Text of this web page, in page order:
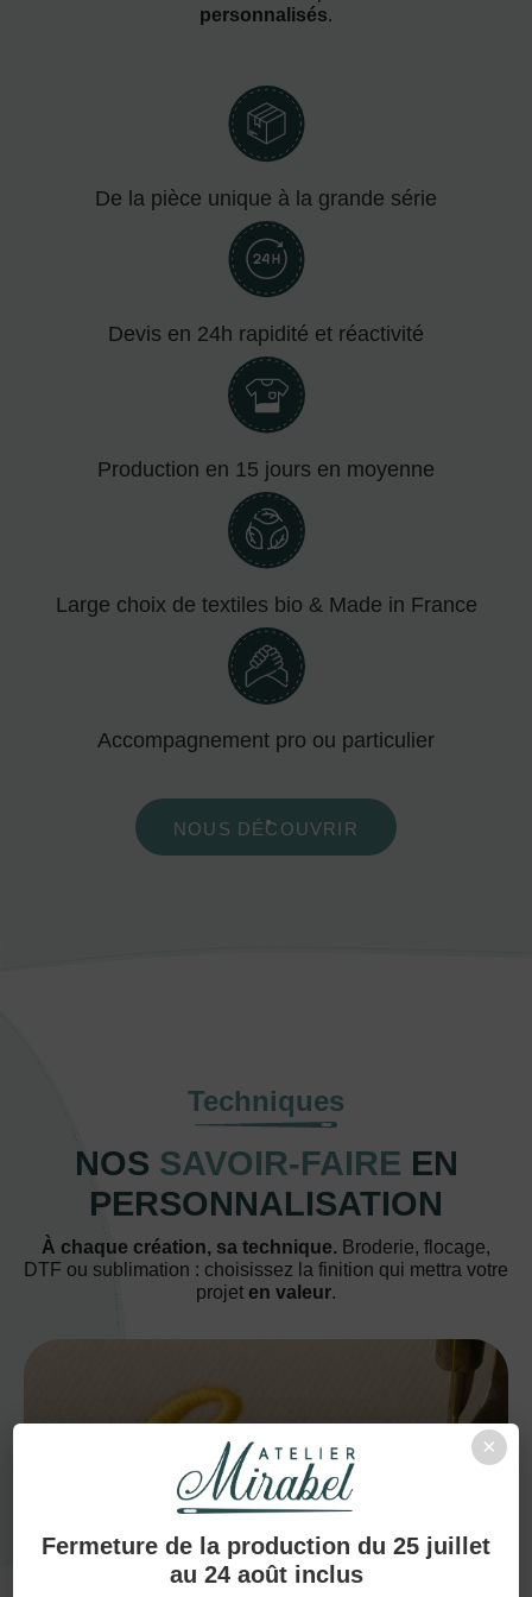
×
Fermeture de la production du 25 juillet
au 24 août inclus
personnalisés.
De la pièce unique à la grande série
Devis en 24h rapidité et réactivité
Production en 15 jours en moyenne
Large choix de textiles bio & Made in France
Accompagnement pro ou particulier
NOUS DÉCOUVRIR
Techniques
NOS SAVOIR-FAIRE EN
PERSONNALISATION
À chaque création, sa technique. Broderie, flocage,
DTF ou sublimation : choisissez la finition qui mettra votre
projet en valeur.
BRODERIE